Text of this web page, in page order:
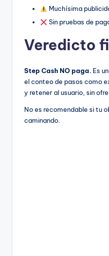
Muchísima
Sin pruebas de
Veredicto
Step Cash NO paga. Es
el conteo de pasos como
y retener al usuario, sin
No es recomendable si tu
caminando.